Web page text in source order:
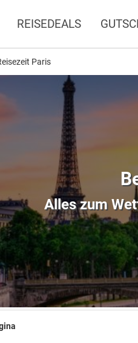
REISEDEALS
Paris
Alles zum